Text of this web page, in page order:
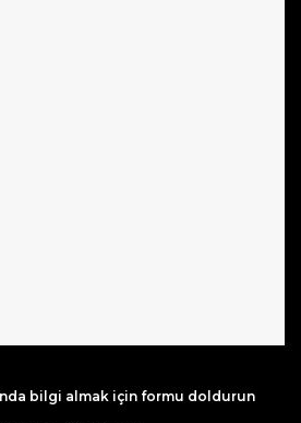
bilgi almak için formu doldurun